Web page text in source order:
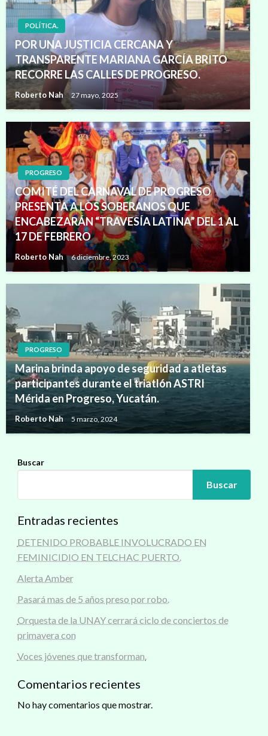
POLÍTICA.
POR UNA JUSTICIA CERCANA Y
TRANSPARENTE MARIANA GARCÍA BRITO
RECORRE LAS CALLES DE PROGRESO.
Roberto Nah 27 mayo, 2025
PROGRESO
COMITÉ DEL CARNAVAL DE PROGRESO
PRESENTA A LOS SOBERANOS QUE
ENCABEZARÁN “TRAVESÍA LATINA” DEL 1 AL
17 DE FEBRERO
Roberto Nah 6 diciembre, 2023
PROGRESO
Marina brinda apoyo de seguridad a atletas
participantes durante el triatlón ASTRI
Mérida en Progreso, Yucatán.
Roberto Nah 5 marzo, 2024
Buscar
Buscar
Entradas recientes
DETENIDO PROBABLE INVOLUCRADO EN
FEMINICIDIO EN TELCHAC PUERTO.
Alerta Amber
Pasará mas de 5 años preso por robo.
Orquesta de la UNAY cerrará ciclo de conciertos de
primavera con
Voces jóvenes que transforman.
Comentarios recientes
No hay comentarios que mostrar.